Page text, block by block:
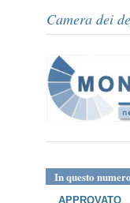
Camera dei
In questo numero